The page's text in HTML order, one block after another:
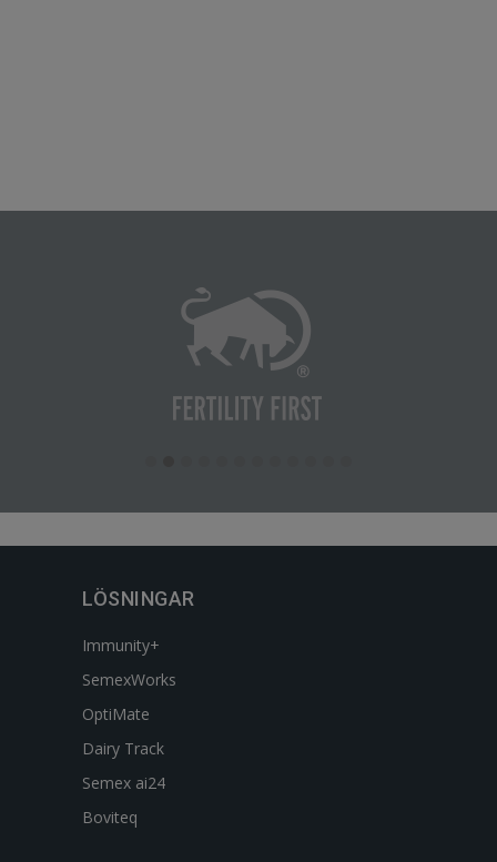
LÖSNINGAR
Immunity+
SemexWorks
OptiMate
Dairy Track
Semex ai24
Boviteq